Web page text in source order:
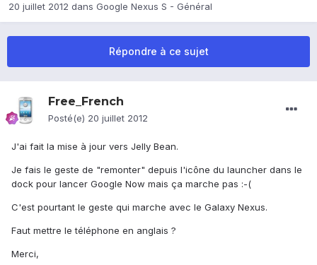
20 juillet 2012 dans Google Nexus S - Général
Répondre à ce sujet
Free_French
Posté(e) 20 juillet 2012
J'ai fait la mise à jour vers Jelly Bean.
Je fais le geste de "remonter" depuis l'icône du launcher dans le
dock pour lancer Google Now mais ça marche pas :-(
C'est pourtant le geste qui marche avec le Galaxy Nexus.
Faut mettre le téléphone en anglais ?
Merci,